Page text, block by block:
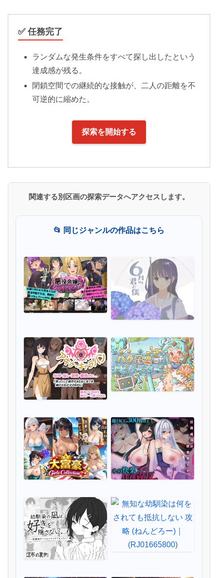
✅ 任務完了
ランダムな発生条件をすべて探し出したという
達成感が残る。
閉鎖空間での継続的な接触が、二人の距離を不
可逆的に縮めた。
探索を開始する
関連する別区画の探索データへアクセスします。
📂 同じジャンルの作品はこちら